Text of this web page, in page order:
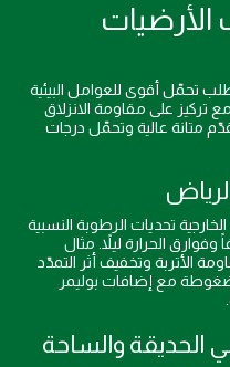
الأرضيات
تحمّل أقوى للعوامل البيئية
تركيز على مقاومة الانزلاق
متانة عالية وتحمّل درجات
تحديات الرطوبة النسبية
الحرارة ليلاً. مثال
الأتربة وتخفيف أثر التمدّد
مع إضافات بوليمر
الحديقة والساحة